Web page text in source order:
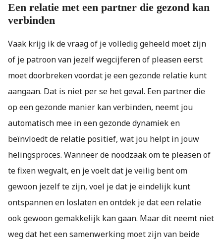
Een relatie met een partner die gezond kan
verbinden
Vaak krijg ik de vraag of je volledig geheeld moet zijn
of je patroon van jezelf wegcijferen of pleasen eerst
moet doorbreken voordat je een gezonde relatie kunt
aangaan. Dat is niet per se het geval. Een partner die
op een gezonde manier kan verbinden, neemt jou
automatisch mee in een gezonde dynamiek en
beïnvloedt de relatie positief, wat jou helpt in jouw
helingsproces. Wanneer de noodzaak om te pleasen of
te fixen wegvalt, en je voelt dat je veilig bent om
gewoon jezelf te zijn, voel je dat je eindelijk kunt
ontspannen en loslaten en ontdek je dat een relatie
ook gewoon gemakkelijk kan gaan. Maar dit neemt niet
weg dat het een samenwerking moet zijn van beide